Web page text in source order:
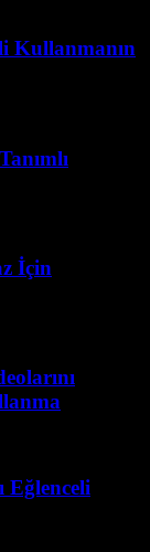
Kullanmanın
İçin
Eğlenceli